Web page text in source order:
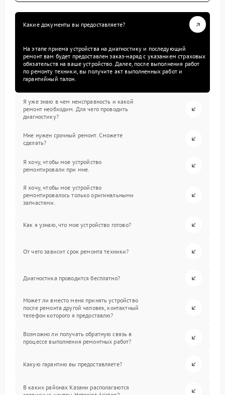
Какие документы вы предоставляете?
На этапе приема устройства на диагностику и последующий
ремонт вам будет предоставлен заказ-наряд с указанием страховых
обязательств на ваше устройство. Далее, после выполнения работ
по ремонту техники, вы получите акт выполненных работ и
гарантийный талон.
Я уже знаю в чем неисправность и какой
ремонт необходим. Для чего проводить
диагностику?
Мне нужен срочный ремонт. Сможете
сделать?
Я хочу, чтобы мое устройство
ремонтировали при мне.
Я хочу, чтобы мое устройство
ремонтировалось только оригинальными
запчастями.
Как я узнаю, что мое устройство готово?
От чего зависит срок ремонта техники?
Диагностика проводится бесплатно?
Может ли вместо меня принять устройство
после ремонта другой человек, контактный
телефон которого я предоставлю?
Возможно ли получать обратную связь в
процессе выполнения ремонтных работ?
Какую гарантию вы предоставляете?
В каких районах Казани располагаются